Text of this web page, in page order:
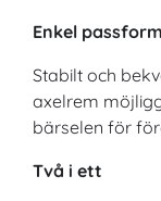
Enkel passform
Stabilt och
axelrem
bärselen för
Två i ett